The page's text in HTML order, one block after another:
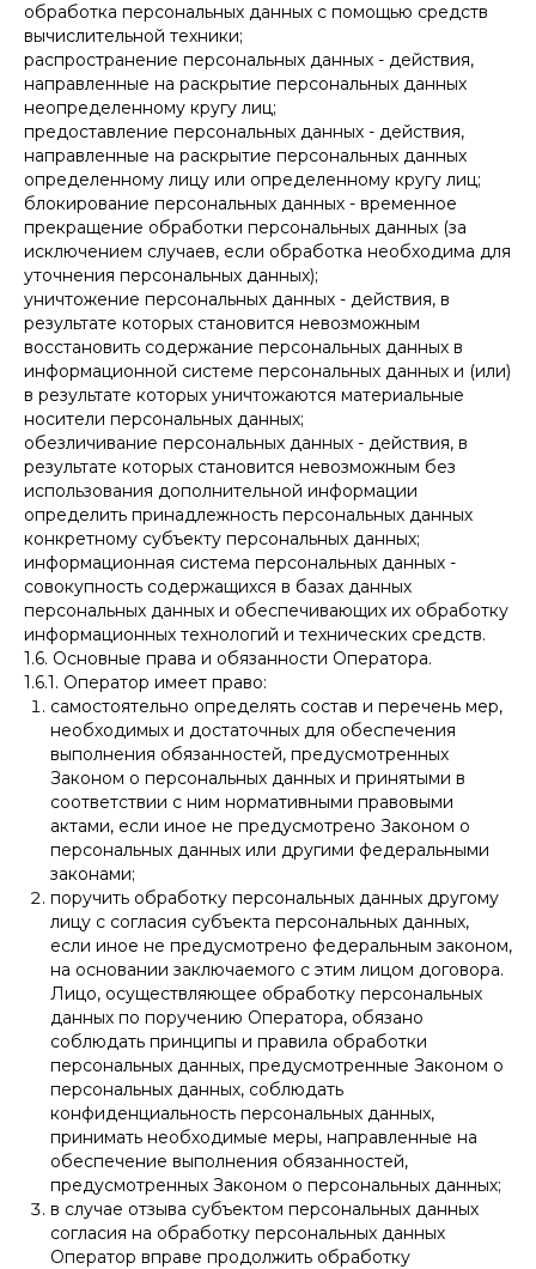
обработка персональных данных с помощью средств
вычислительной техники;
распространение персональных данных - действия,
направленные на раскрытие персональных данных
неопределенному кругу лиц;
предоставление персональных данных - действия,
направленные на раскрытие персональных данных
определенному лицу или определенному кругу лиц;
блокирование персональных данных - временное
прекращение обработки персональных данных (за
исключением случаев, если обработка необходима для
уточнения персональных данных);
уничтожение персональных данных - действия, в
результате которых становится невозможным
восстановить содержание персональных данных в
информационной системе персональных данных и (или)
в результате которых уничтожаются материальные
носители персональных данных;
обезличивание персональных данных - действия, в
результате которых становится невозможным без
использования дополнительной информации
определить принадлежность персональных данных
конкретному субъекту персональных данных;
информационная система персональных данных -
совокупность содержащихся в базах данных
персональных данных и обеспечивающих их обработку
информационных технологий и технических средств.
1.6. Основные права и обязанности Оператора.
1.6.1. Оператор имеет право:
самостоятельно определять состав и перечень мер,
необходимых и достаточных для обеспечения
выполнения обязанностей, предусмотренных
Законом о персональных данных и принятыми в
соответствии с ним нормативными правовыми
актами, если иное не предусмотрено Законом о
персональных данных или другими федеральными
законами;
поручить обработку персональных данных другому
лицу с согласия субъекта персональных данных,
если иное не предусмотрено федеральным законом,
на основании заключаемого с этим лицом договора.
Лицо, осуществляющее обработку персональных
данных по поручению Оператора, обязано
соблюдать принципы и правила обработки
персональных данных, предусмотренные Законом о
персональных данных, соблюдать
конфиденциальность персональных данных,
принимать необходимые меры, направленные на
обеспечение выполнения обязанностей,
предусмотренных Законом о персональных данных;
в случае отзыва субъектом персональных данных
согласия на обработку персональных данных
Оператор вправе продолжить обработку